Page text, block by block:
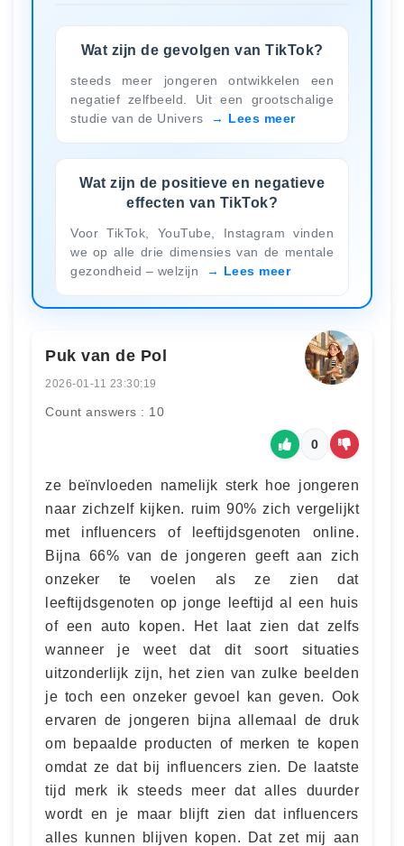
Wat zijn de gevolgen van TikTok?
steeds meer jongeren ontwikkelen een
negatief zelfbeeld. Uit een grootschalige
studie van de Univers
Lees meer
Wat zijn de positieve en negatieve
effecten van TikTok?
Voor TikTok, YouTube, Instagram vinden
we op alle drie dimensies van de mentale
gezondheid – welzijn
Lees meer
Puk van de Pol
2026-01-11 23:30:19
Count answers : 10
0
ze beïnvloeden namelijk sterk hoe jongeren
naar zichzelf kijken. ruim 90% zich vergelijkt
met influencers of leeftijdsgenoten online.
Bijna 66% van de jongeren geeft aan zich
onzeker te voelen als ze zien dat
leeftijdsgenoten op jonge leeftijd al een huis
of een auto kopen. Het laat zien dat zelfs
wanneer je weet dat dit soort situaties
uitzonderlijk zijn, het zien van zulke beelden
je toch een onzeker gevoel kan geven. Ook
ervaren de jongeren bijna allemaal de druk
om bepaalde producten of merken te kopen
omdat ze dat bij influencers zien. De laatste
tijd merk ik steeds meer dat alles duurder
wordt en je maar blijft zien dat influencers
alles kunnen blijven kopen. Dat zet mij aan